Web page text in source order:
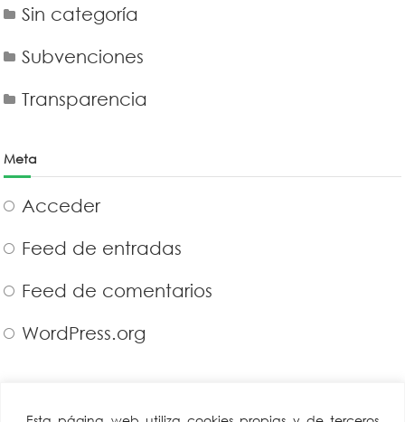
Sin categoría
Subvenciones
Transparencia
Meta
Acceder
Feed de entradas
Feed de comentarios
WordPress.org